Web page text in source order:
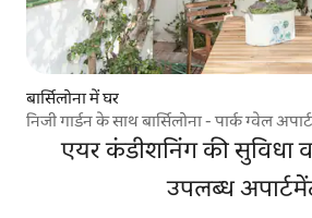
बार्सिलोना में घर
निजी गार्डन के साथ बार्सिलोना - पार्क ग्वेल
एयर कंडीशनिंग की सुविधा
उपलब्ध